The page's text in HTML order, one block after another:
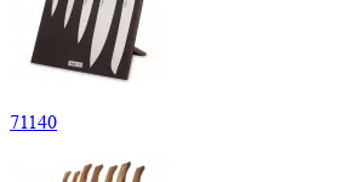
71140